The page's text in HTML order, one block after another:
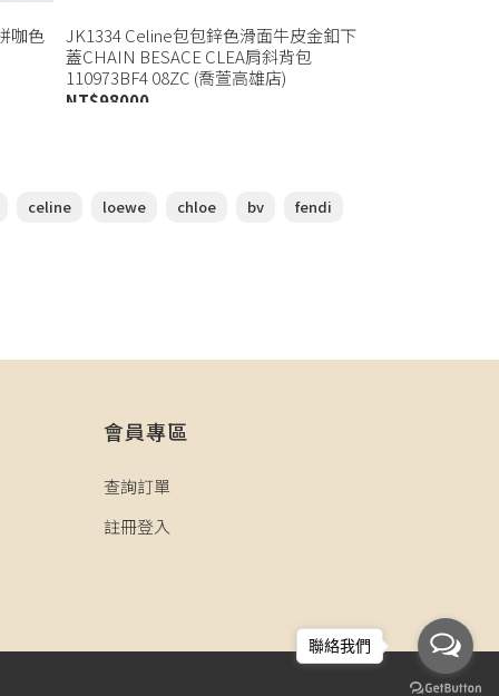
咖色
JK1334 Celine包包鋅色滑面牛皮金釦下
蓋CHAIN BESACE CLEA肩斜背包
110973BF4 08ZC (喬萱高雄店)
NT$98000
celine loewe chloe bv
fendi
會員專區
查詢訂單
註冊登入
聯絡我們